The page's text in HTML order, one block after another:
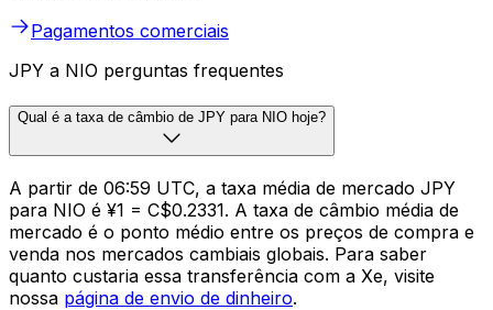
Pagamentos comerciais
JPY a NIO perguntas frequentes
Qual é a taxa de câmbio de JPY para NIO hoje?
A partir de 06:59 UTC, a taxa média de mercado JPY
para NIO é ¥1 = C$0.2331. A taxa de câmbio média de
mercado é o ponto médio entre os preços de compra e
venda nos mercados cambiais globais. Para saber
quanto custaria essa transferência com a Xe, visite
nossa página de envio de dinheiro.